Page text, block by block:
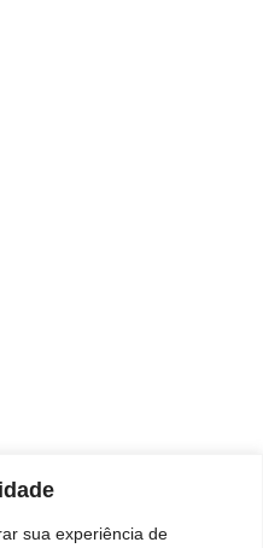
sua experiência de